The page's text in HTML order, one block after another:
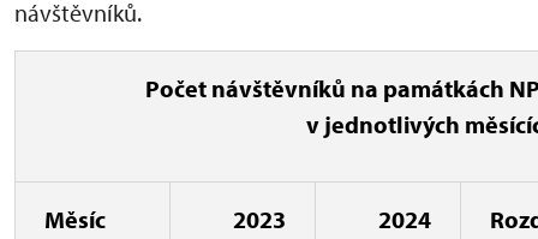
návštěvníků.
Počet návštěvníků na památkách
v jednotlivých
Měsíc 2023 2024